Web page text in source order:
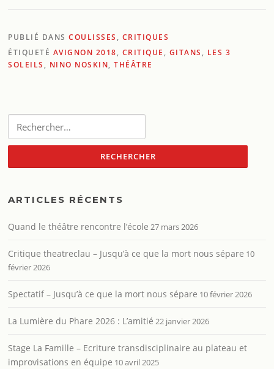
PUBLIÉ DANSCOULISSES , CRITIQUES
ÉTIQUETÉ AVIGNON 2018, CRITIQUE , GITANS , LES 3
SOLEILS , NINO NOSKIN,THÉÂTRE
ARTICLES RÉCENTS
Quand le théâtre rencontre l’école 27 mars 2026
Critique theatreclau – Jusqu’à ce que la mort nous sépare 10
février 2026
Spectatif – Jusqu’à ce que la mort nous sépare 10 février 2026
La Lumière du Phare 2026 : L’amitié 22 janvier 2026
Stage La Famille – Ecriture transdisciplinaire au plateau et
improvisations en équipe 10 avril 2025